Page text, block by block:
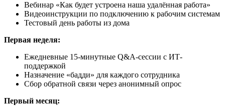
Вебинар «Как будет устроена наша удалённая работа»
Видеоинструкции по подключению к рабочим системам
Тестовый день работы из дома
Первая неделя:
Ежедневные 15-минутные Q&A-сессии с ИТ-
поддержкой
Назначение «бадди» для каждого сотрудника
Сбор обратной связи через анонимный опрос
Первый месяц: